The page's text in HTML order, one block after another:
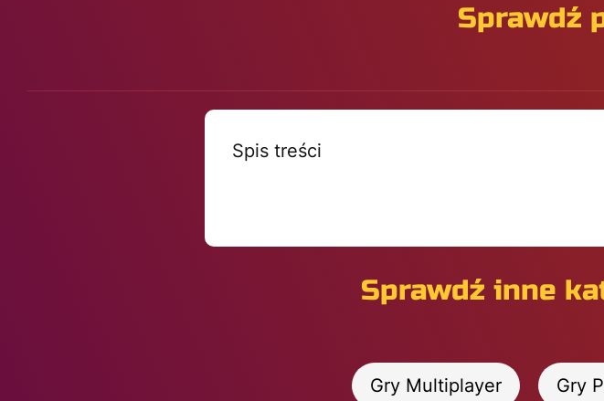
Sprawdź
Spis treści
Sprawdź inne
Gry Multiplayer Gry